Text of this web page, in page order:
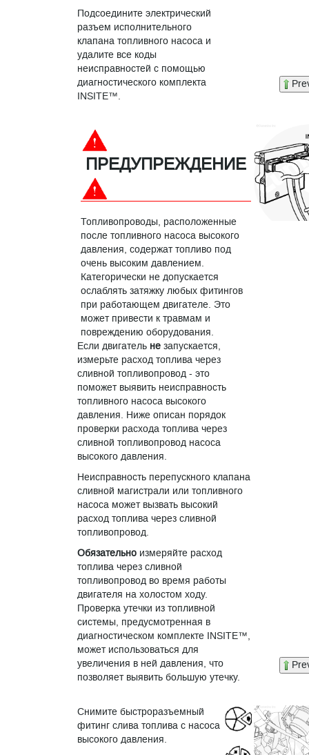
Подсоедините электрический
разъем исполнительного
клапана топливного насоса и
удалите все коды
неисправностей с помощью
диагностического комплекта
INSITE™.
ПРЕДУПРЕЖДЕНИЕ
Топливопроводы, расположенные
после топливного насоса высокого
давления, содержат топливо под
очень высоким давлением.
Категорически не допускается
ослаблять затяжку любых фитингов
при работающем двигателе. Это
может привести к травмам и
повреждению оборудования.
Если двигатель не запускается,
измерьте расход топлива через
сливной топливопровод - это
поможет выявить неисправность
топливного насоса высокого
давления. Ниже описан порядок
проверки расхода топлива через
сливной топливопровод насоса
высокого давления.
Неисправность перепускного клапана
сливной магистрали или топливного
насоса может вызвать высокий
расход топлива через сливной
топливопровод.
Обязательно измеряйте расход
топлива через сливной
топливопровод во время работы
двигателя на холостом ходу.
Проверка утечки из топливной
системы, предусмотренная в
диагностическом комплекте INSITE™,
может использоваться для
увеличения в ней давления, что
позволяет выявить большую утечку.
Снимите быстроразъемный
фитинг слива топлива с насоса
высокого давления.